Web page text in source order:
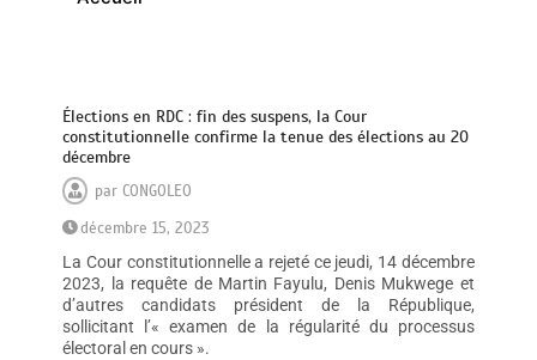
Élections en RDC : fin des suspens, la Cour
constitutionnelle confirme la tenue des élections au 20
décembre
parCONGOLEO
décembre 15, 2023
La Cour constitutionnelle a rejeté ce jeudi, 14 décembre
2023, la requête de Martin Fayulu, Denis Mukwege et
d’autres candidats président de la République,
sollicitant l’« examen de la régularité du processus
électoral en cours ».